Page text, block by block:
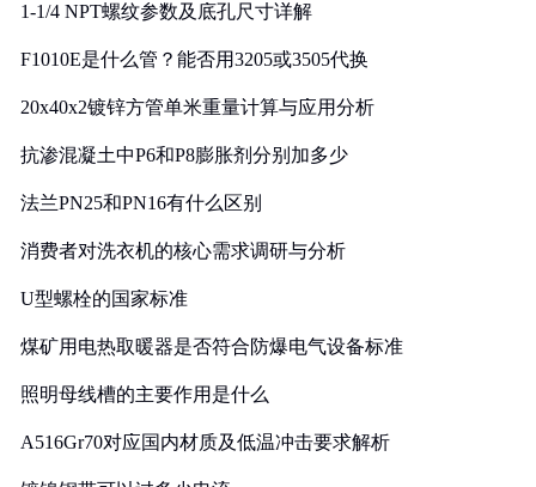
1-1/4 NPT螺纹参数及底孔尺寸详解
F1010E是什么管？能否用3205或3505代换
20x40x2镀锌方管单米重量计算与应用分析
抗渗混凝土中P6和P8膨胀剂分别加多少
法兰PN25和PN16有什么区别
消费者对洗衣机的核心需求调研与分析
U型螺栓的国家标准
煤矿用电热取暖器是否符合防爆电气设备标准
照明母线槽的主要作用是什么
A516Gr70对应国内材质及低温冲击要求解析